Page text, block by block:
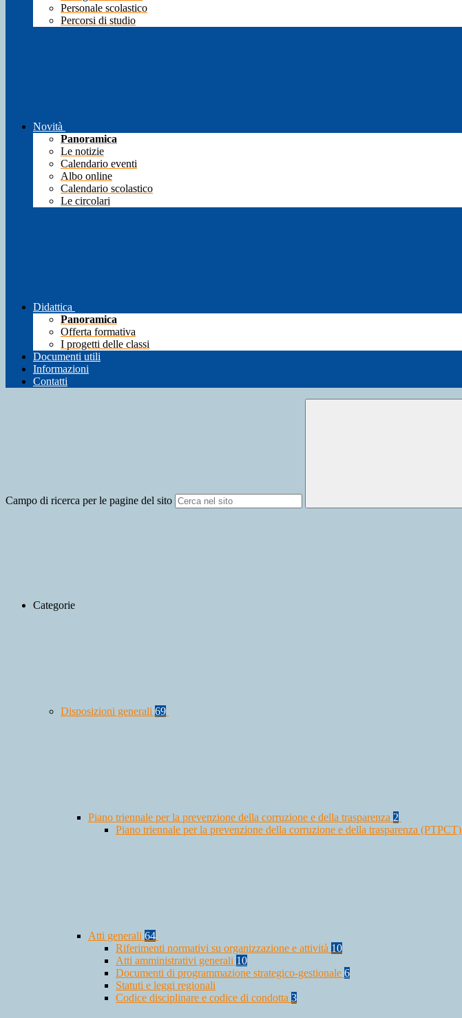
Personale scolastico
Percorsi di studio
Novità
Panoramica
Le notizie
Calendario eventi
Albo online
Calendario scolastico
Le circolari
Didattica
Panoramica
Offerta formativa
I progetti delle classi
Documenti utili
Informazioni
Contatti
Campo di ricerca per le pagine del sito
Categorie
Disposizioni generali 69
Piano triennale per la prevenzione della corruzione e della trasparenza 2
Piano triennale per la prevenzione della corruzione e della trasparenza (PTPCT)
Atti generali 64
Riferimenti normativi su organizzazione e attività 10
Atti amministrativi generali 10
Documenti di programmazione strategico-gestionale 6
Statuti e leggi regionali
Codice disciplinare e codice di condotta 3